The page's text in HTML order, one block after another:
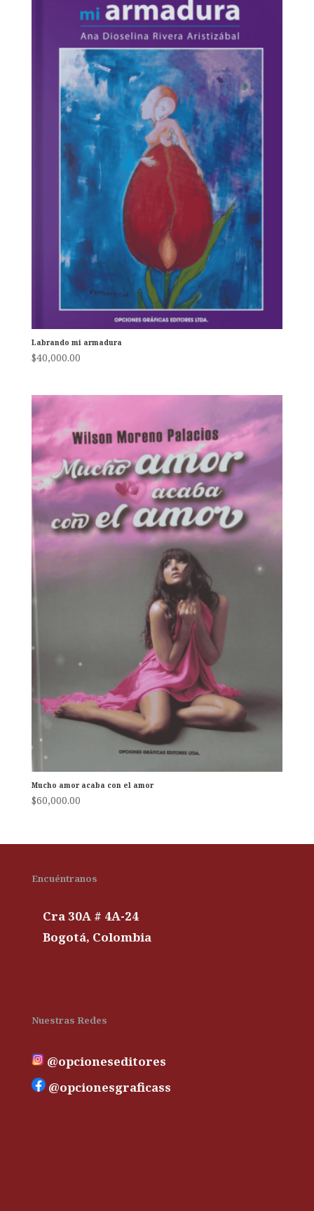
Labrando mi armadura
$40,000.00
Mucho amor acaba con el amor
$60,000.00
Encuéntranos
Cra 30A # 4A-24
Bogotá, Colombia
Nuestras Redes
@opcioneseditores
@opcionesgraficass